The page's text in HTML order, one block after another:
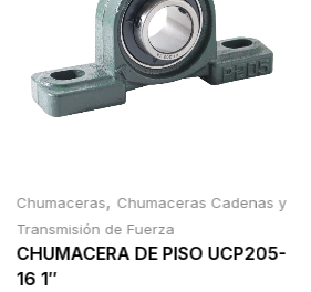
Chumaceras, Chumaceras Cadenas y
Transmisión de Fuerza
CHUMACERA DE PISO UCP205-
16 1″